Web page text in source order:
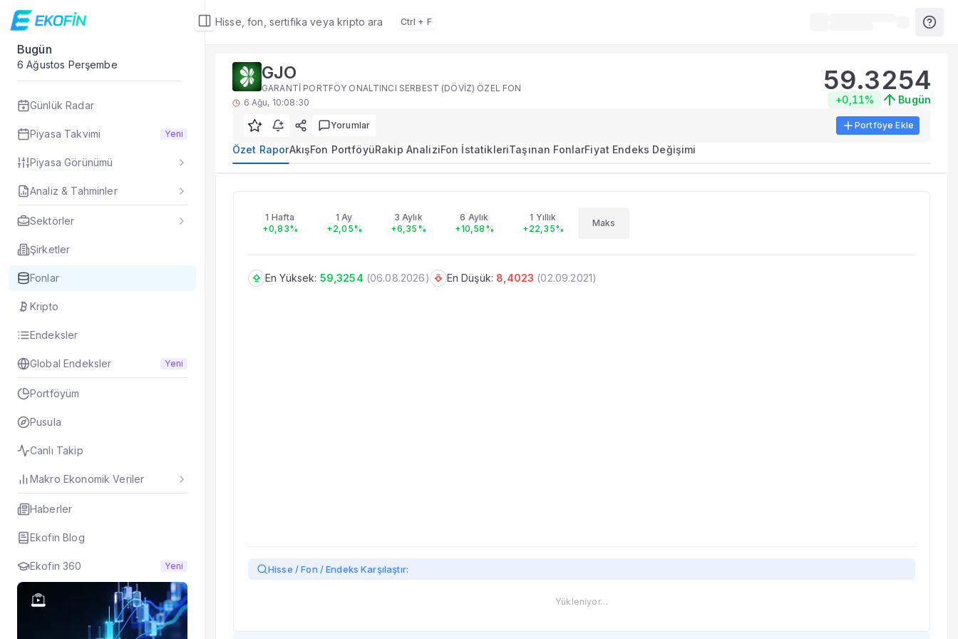
Hisse, fon, sertifika veya kripto ara Ctrl + F
Bugün
6 Ağustos Perşembe
Günlük Radar
Piyasa Takvimi Yeni
Piyasa Görünümü
Analiz & Tahminler
Sektörler
Şirketler
Fonlar
Kripto
Endeksler
Global Endeksler Yeni
Portföyüm
Pusula
Canlı Takip
Makro Ekonomik Veriler
Haberler
Ekofin Blog
Ekofin 360 Yeni
Fon Detay
Yatırım fonu detay, portföy dağılımı, performans ve rakip analizi.
Alt Bölümler
Fon Portföyü
Rakip Analizi
Fiyat Endeks Değişimi
Özet Rapor
GJO
GARANTİ PORTFÖY ONALTINCI SERBEST (DÖVİZ) ÖZEL FON
6 Ağu, 10:08:30
59.3254
+0,11% Bugün
Yorumlar Portföye Ekle
Özet RaporAkışFon PortföyüRakip AnaliziFon İstatikleriTaşınan FonlarFiyat Endeks Değişimi
1 Hafta
+0,83%
1 Ay
+2,05%
3 Aylık
+6,35%
6 Aylık
+10,58%
1 Yıllık
+22,35%
Maks
En Yüksek: 59,3254 (06.08.2026) En Düşük: 8,4023 (02.09.2021)
Hisse / Fon / Endeks Karşılaştır:
Yükleniyor…